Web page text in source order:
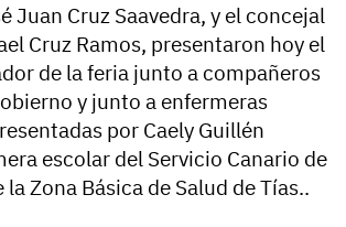
Juan Cruz Saavedra, y el concejal
Cruz Ramos, presentaron hoy el
de la feria junto a compañeros
y junto a enfermeras
por Caely Guillén
escolar del Servicio Canario de
la Zona Básica de Salud de Tías..